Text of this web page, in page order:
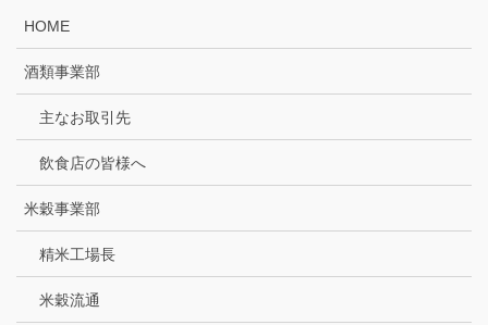
HOME
酒類事業部
主なお取引先
飲食店の皆様へ
米穀事業部
精米工場長
米穀流通